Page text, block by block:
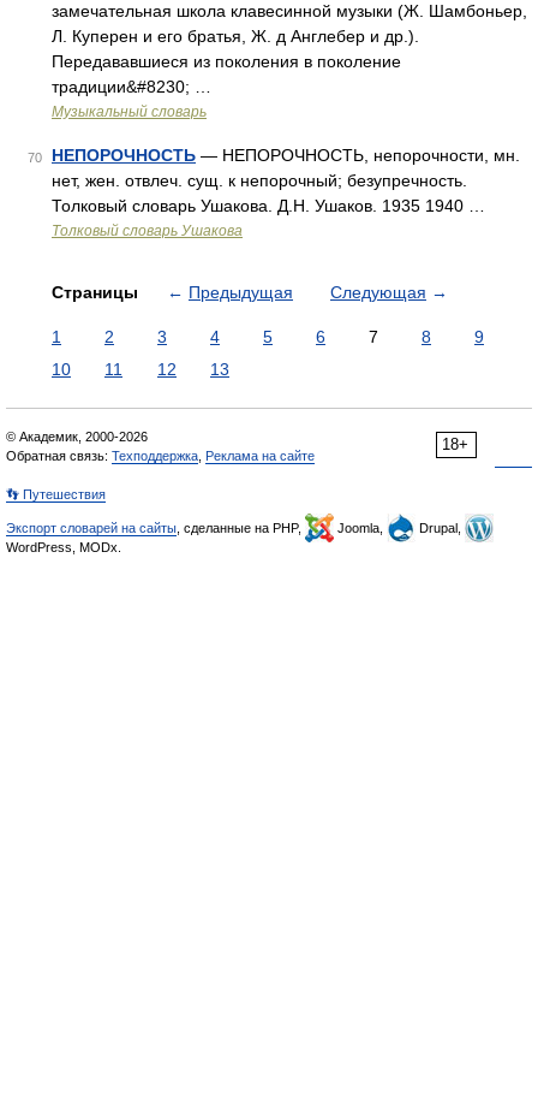
замечательная школа клавесинной музыки (Ж. Шамбоньер,
Л. Куперен и его братья, Ж. д Англебер и др.).
Передававшиеся из поколения в поколение
традиции&#8230; …
Музыкальный словарь
70 НЕПОРОЧНОСТЬ — НЕПОРОЧНОСТЬ, непорочности, мн.
нет, жен. отвлеч. сущ. к непорочный; безупречность.
Толковый словарь Ушакова. Д.Н. Ушаков. 1935 1940 …
Толковый словарь Ушакова
Страницы ← Предыдущая Следующая →
1 2 3 4 5 6 7 8
9
10
11 12 13
18+
© Академик, 2000-2026
Обратная связь: Техподдержка Реклама на сайте
👣 Путешествия
Экспорт словарей на сайты , сделанные на PHP, Joomla,
Drupal,
WordPress, MODx.